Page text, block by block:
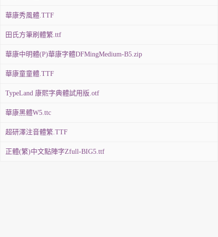
華康秀風體.TTF
田氏方筆刷體繁.ttf
華康中明體(P)華康字體DFMingMedium-B5.zip
華康童童體.TTF
TypeLand 康熙字典體試用版.otf
華康黑體W5.ttc
超研澤注音體繁.TTF
正體(繁)中文點陣字Zfull-BIG5.ttf